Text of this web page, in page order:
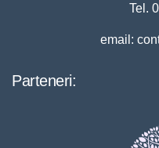
Tel.
email:
Parteneri: